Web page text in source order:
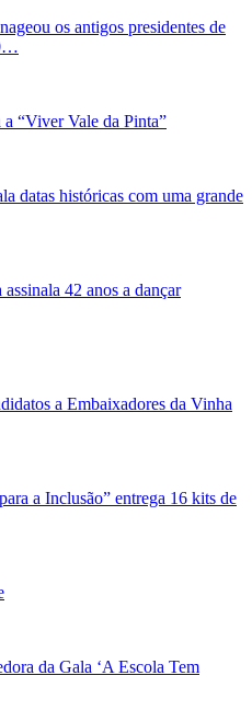
os antigos presidentes de
“Viver Vale da Pinta”
datas históricas com uma grande
42 anos a dançar
a Embaixadores da Vinha
a Inclusão” entrega 16 kits de
da Gala ‘A Escola Tem